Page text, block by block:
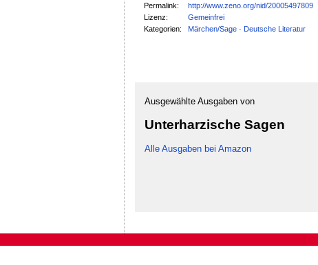
Permalink:
http://www.zeno.org/nid/20005497809
Lizenz:
Gemeinfrei
Kategorien:
Märchen/Sage · Deutsche Literatur
Ausgewählte Ausgaben von
Unterharzische Sagen
Alle Ausgaben bei Amazon